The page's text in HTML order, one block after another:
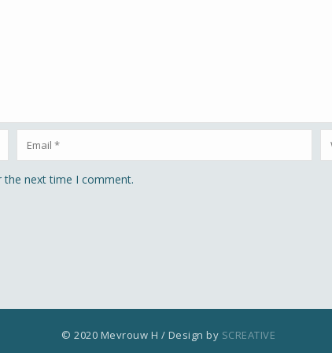
the next time I comment.
© 2020 Mevrouw H / Design by SCREATIVE